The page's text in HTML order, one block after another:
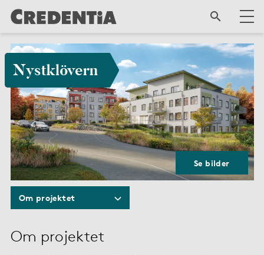
Nystklövern
Se bilder
Om projektet
Om projektet